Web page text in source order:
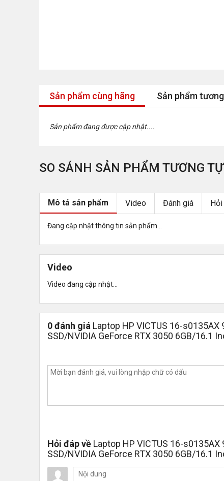
Sản phẩm cùng hãng Sản phẩm
Sản phẩm đang được cập nhật....
SO SÁNH SẢN PHẨM TƯƠNG TỰ
Mô tả sản phẩm Video Đánh giá
Đang cập nhật thông tin sản phẩm...
Video
Video đang cập nhật...
0 đánh giá Laptop HP VICTUS 16-
SSD/NVIDIA GeForce RTX 3050 6GB/16.1
Hỏi đáp về Laptop HP VICTUS 16-
SSD/NVIDIA GeForce RTX 3050 6GB/16.1